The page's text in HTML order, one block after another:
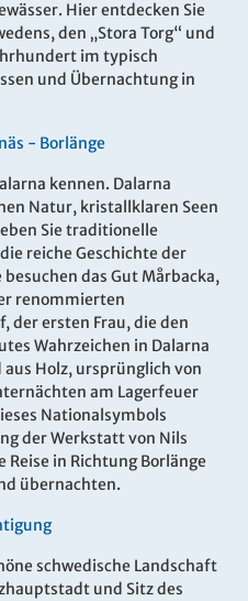
Hier entdecken Sie
den „Stora Torg“ und
im typisch
und Übernachtung in
- Borlänge
kennen. Dalarna
Natur, kristallklaren Seen
Sie traditionelle
reiche Geschichte der
das Gut Mårbacka,
renommierten
der ersten Frau, die den
Wahrzeichen in Dalarna
Holz, ursprünglich von
am Lagerfeuer
Nationalsymbols
der Werkstatt von Nils
Reise in Richtung Borlänge
übernachten.
schwedische Landschaft
und Sitz des